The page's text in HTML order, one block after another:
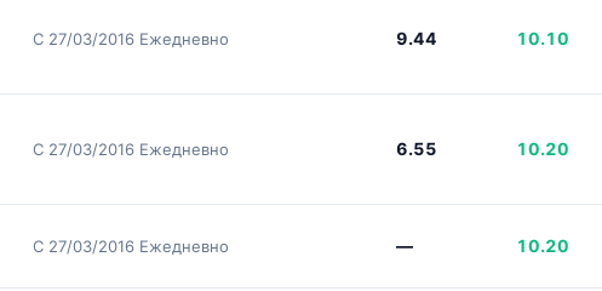
С 27/03/2016 Ежедневно 9.44 10.10
С 27/03/2016 Ежедневно 6.55 10.20
С 27/03/2016 Ежедневно — 10.20